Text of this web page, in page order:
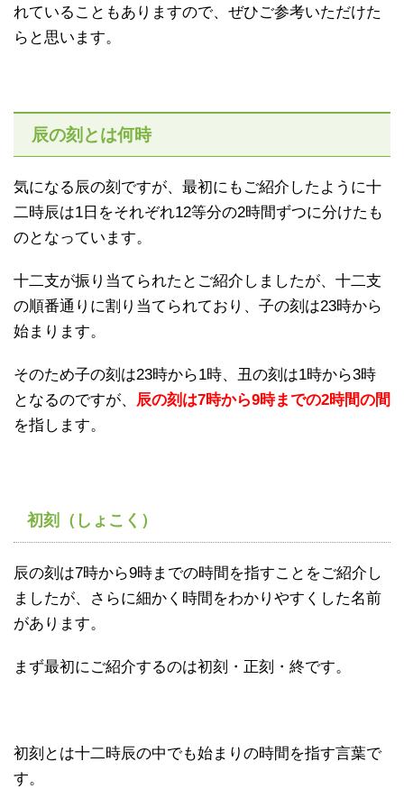
れていることもありますので、ぜひご参考いただけた
らと思います。
辰の刻とは何時
気になる辰の刻ですが、最初にもご紹介したように十
二時辰は1日をそれぞれ12等分の2時間ずつに分けたも
のとなっています。
十二支が振り当てられたとご紹介しましたが、十二支
の順番通りに割り当てられており、子の刻は23時から
始まります。
そのため子の刻は23時から1時、丑の刻は1時から3時
となるのですが、 辰の刻は7時から9時までの2時間の間
を指します。
初刻（しょこく）
辰の刻は7時から9時までの時間を指すことをご紹介し
ましたが、さらに細かく時間をわかりやすくした名前
があります。
まず最初にご紹介するのは初刻・正刻・終です。
初刻とは十二時辰の中でも始まりの時間を指す言葉で
す。